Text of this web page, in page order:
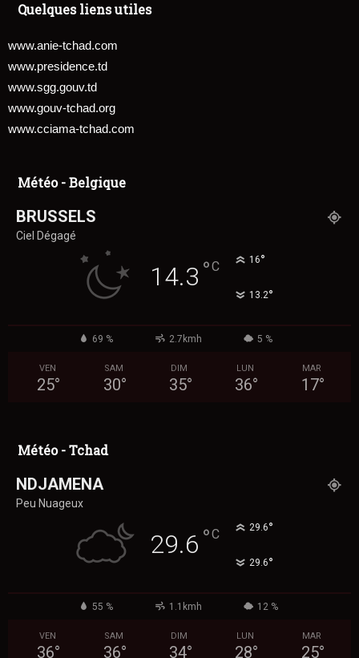
Quelques liens utiles
www.anie-tchad.com
www.presidence.td
www.sgg.gouv.td
www.gouv-tchad.org
www.cciama-tchad.com
Météo - Belgique
BRUSSELS
Ciel Dégagé
14.3 °C 16°
13.2°
69 % 2.7kmh 5 %
VEN
25°
SAM
30°
DIM
35°
LUN
36°
MAR
17°
Météo - Tchad
NDJAMENA
Peu Nuageux
29.6 °C 29.6°
29.6°
55 % 1.1kmh 12 %
VEN
36°
SAM
36°
DIM
34°
LUN
28°
MAR
25°